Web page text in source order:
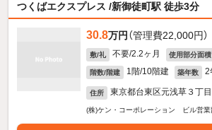
つくばエクスプレス /新御徒町駅 徒歩3分
30.8万円 （管理費22,000円）
敷/礼 不要/2.2ヶ月 使用部分面積
階数/階建 1階/10階建 築年数 2
住所 東京都台東区元浅草３丁目
(株)ケン・コーポレーション ビル営業